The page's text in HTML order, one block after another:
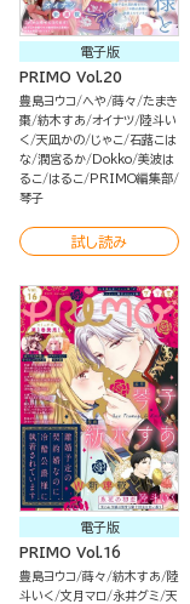
電子版
PRIMO Vol.20
豊島ヨウコ へや 蒔々 たまき
棗 紡木すあ オイナツ 陸斗い
く 天凪かの じゃこ 石蕗こは
な 潤宮るか Dokko 美波は
るこ
はるこ
PRIMO編集部
琴子
試し読み
電子版
PRIMO Vol.16
豊島ヨウコ 蒔々 紡木すあ
陸
斗いく 文月マロ 永井グミ 天